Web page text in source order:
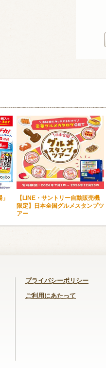
【LINE・サントリー自動販売機
限定】日本全国グルメスタンプツ
アー
プライバシーポリシー
ご利用にあたって